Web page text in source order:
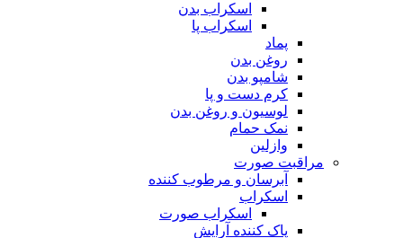
اسکراب بدن
اسکراب پا
پماد
روغن بدن
شامپو بدن
کرم دست و پا
لوسیون و روغن بدن
نمک حمام
وازلین
مراقبت صورت
آبرسان و مرطوب کننده
اسکراب
اسکراب صورت
پاک کننده آرایش